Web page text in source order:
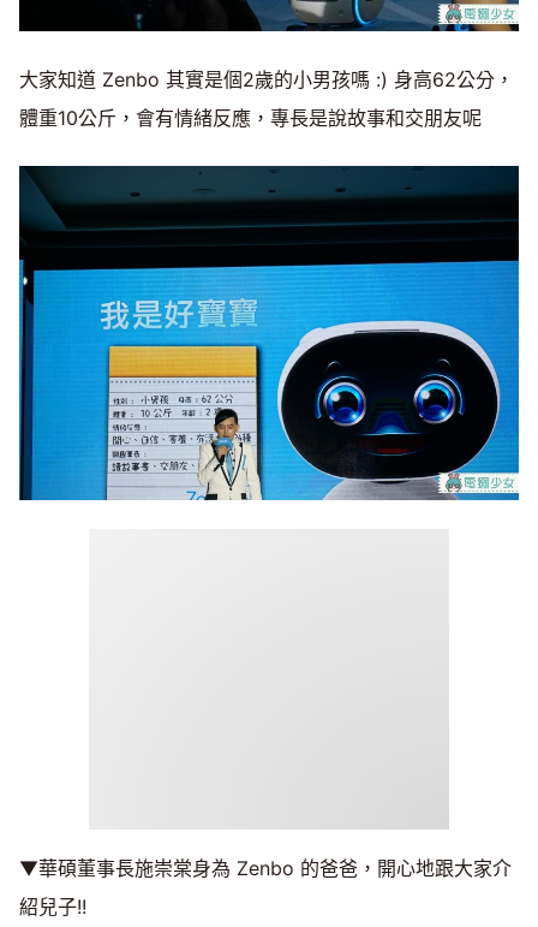
大家知道 Zenbo 其實是個2歲的小男孩嗎 :) 身高62公分，
體重10公斤，會有情緒反應，專長是說故事和交朋友呢
▼華碩董事長施崇棠身為 Zenbo 的爸爸，開心地跟大家介
紹兒子!!